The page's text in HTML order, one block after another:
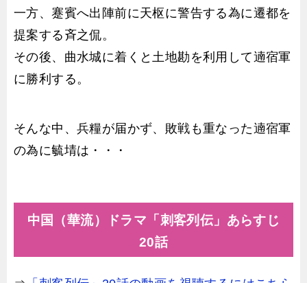
一方、蹇賓へ出陣前に天枢に警告する為に遷都を
提案する斉之侃。
その後、曲水城に着くと土地勘を利用して遖宿軍
に勝利する。
そんな中、兵糧が届かず、敗戦も重なった遖宿軍
の為に毓埥は・・・
中国（華流）ドラマ「刺客列伝」あらすじ
20話